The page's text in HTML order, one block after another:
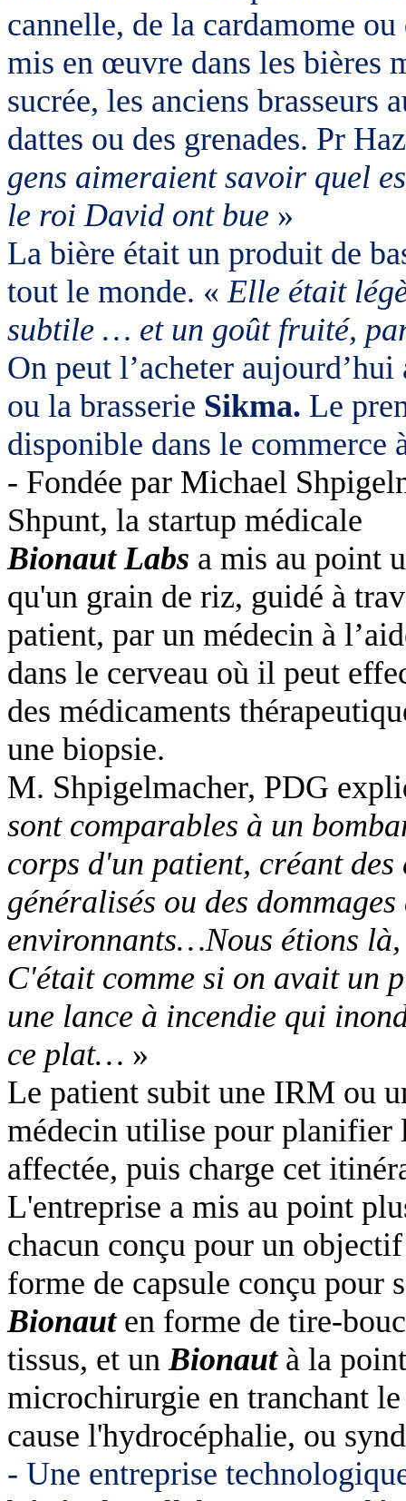
cannelle, de la cardamome
mis en œuvre dans les bières
sucrée, les anciens brasseurs
dattes ou des grenades. Pr
gens aimeraient savoir quel
le roi David ont bue »
La bière était un produit de
tout le monde. « Elle était
subtile … et un goût fruité,
On peut l’acheter
ou la brasserie Sikma. Le
disponible dans le commerce
- Fondée par Michael
Shpunt, la startup médicale
Bionaut Labs a mis au point
qu'un grain de riz, guidé à
patient, par un médecin à
dans le cerveau où il peut
des médicaments
une biopsie.
M. Shpigelmacher, PDG
sont comparables à un
corps d'un patient, créant
généralisés ou des
environnants…Nous étions
C'était comme si on avait un
une lance à incendie qui
ce plat… »
Le patient subit une IRM ou
médecin utilise pour planifier
affectée, puis charge cet
L'entreprise a mis au point
chacun conçu pour un
forme de capsule conçu pour
Bionauten forme de tire-
tissus, et un Bionautà la
microchirurgie en tranchant
cause l'hydrocéphalie, ou
- Une entreprise